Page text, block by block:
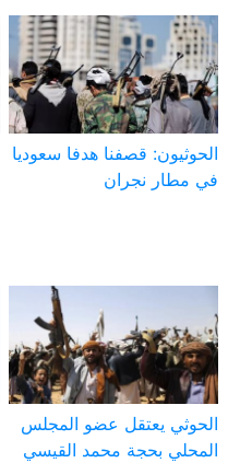
الحوثيون: قصفنا هدفا سعوديا
في مطار نجران
الحوثي يعتقل عضو المجلس
المحلي بحجة محمد القيسي